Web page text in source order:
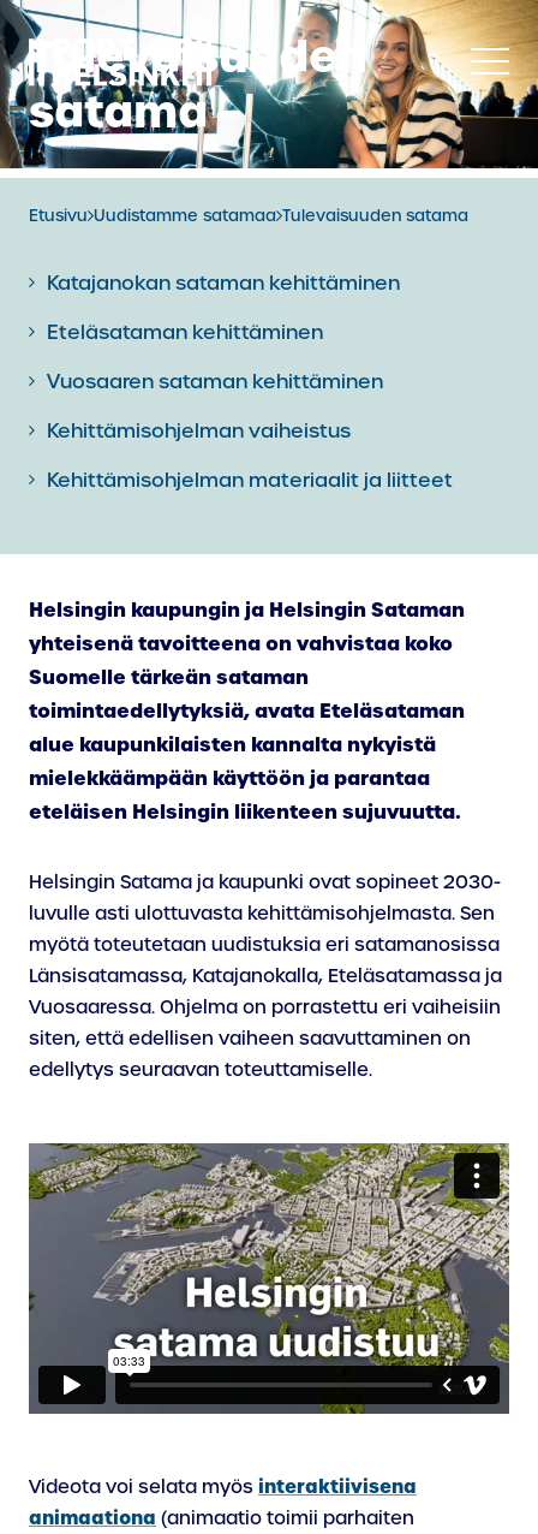
Siirry
sisältöön
Tulevaisuuden
satama
Etusivu Uudistamme satamaa Tulevaisuuden satama
Katajanokan sataman kehittäminen
Eteläsataman kehittäminen
Vuosaaren sataman kehittäminen
Kehittämisohjelman vaiheistus
Kehittämisohjelman materiaalit ja liitteet
Helsingin kaupungin ja Helsingin Sataman
yhteisenä tavoitteena on vahvistaa koko
Suomelle tärkeän sataman
toimintaedellytyksiä, avata Eteläsataman
alue kaupunkilaisten kannalta nykyistä
mielekkäämpään käyttöön ja parantaa
eteläisen Helsingin liikenteen sujuvuutta.
Helsingin Satama ja kaupunki ovat sopineet 2030-
luvulle asti ulottuvasta kehittämisohjelmasta. Sen
myötä toteutetaan uudistuksia eri satamanosissa
Länsisatamassa, Katajanokalla, Eteläsatamassa ja
Vuosaaressa. Ohjelma on porrastettu eri vaiheisiin
siten, että edellisen vaiheen saavuttaminen on
edellytys seuraavan toteuttamiselle.
Videota voi selata myös interaktiivisena
animaationa (animaatio toimii parhaiten